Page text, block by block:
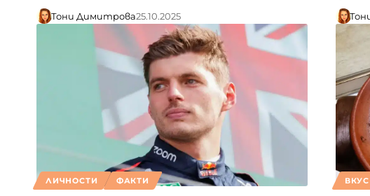
Тони Димитрова25.10.2025
ЛИЧНОСТИ ФАКТИ ВКУС